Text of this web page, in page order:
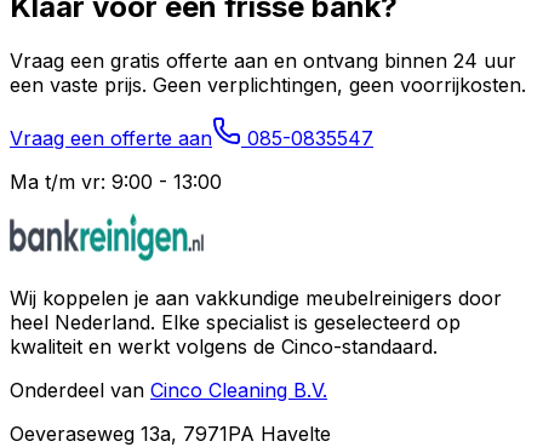
Vraag een gratis offerte aan en ontvang binnen 24 uur
een vaste prijs. Geen verplichtingen, geen voorrijkosten.
Vraag een offerte aan
085-0835547
Ma t/m vr: 9:00 - 13:00
Wij koppelen je aan vakkundige meubelreinigers door
heel Nederland. Elke specialist is geselecteerd op
kwaliteit en werkt volgens de Cinco-standaard.
Onderdeel van Cinco Cleaning B.V.
Oeveraseweg 13a, 7971PA Havelte